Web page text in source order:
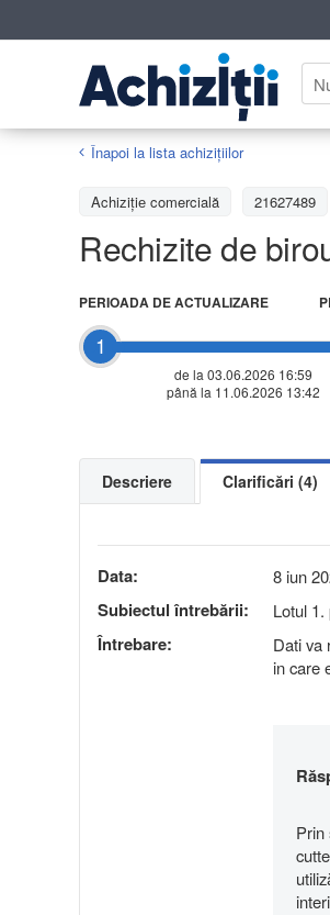
Înapoi la lista achiziţiilor
Achizițiе comercială 21627489
Rechizite de
1
PERIOADA DE ACTUALIZARE
de la 03.06.2026 16:59
până la 11.06.2026 13:42
Descriere Clarificări (4)
Data: 8 iun
Subiectul întrebării: Lotul
Întrebare:
Dati va
in care
Prin